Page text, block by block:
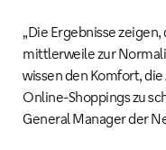
„Die Ergebnisse
mittlerweile zur
wissen den Komfort,
Online-Shoppings zu
General Manager der